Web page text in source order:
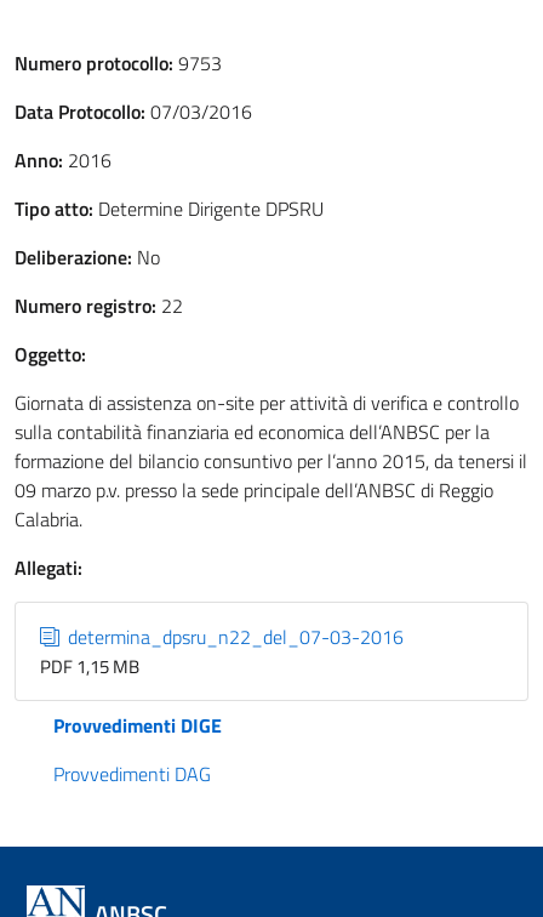
Numero protocollo: 9753
Data Protocollo: 07/03/2016
Anno: 2016
Tipo atto: Determine Dirigente DPSRU
Deliberazione: No
Numero registro: 22
Oggetto:
Giornata di assistenza on-site per attività di verifica e controllo
sulla contabilità finanziaria ed economica dell’ANBSC per la
formazione del bilancio consuntivo per l’anno 2015, da tenersi il
09 marzo p.v. presso la sede principale dell’ANBSC di Reggio
Calabria.
Allegati:
determina_dpsru_n22_del_07-03-2016
PDF 1,15 MB
Provvedimenti DIGE
Provvedimenti DAG